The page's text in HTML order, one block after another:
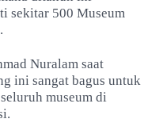
sekitar 500 Museum
Nuralam saat
ini sangat bagus untuk
museum di